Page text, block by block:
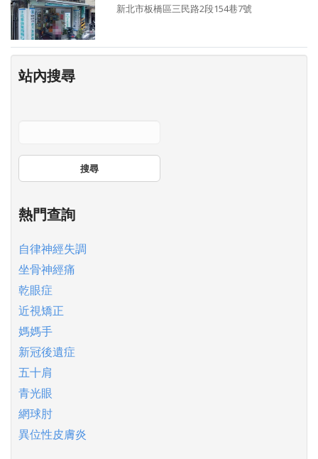
新北市板橋區三民路2段154巷7號
站內搜尋
搜尋
熱門查詢
自律神經失調
坐骨神經痛
乾眼症
近視矯正
媽媽手
新冠後遺症
五十肩
青光眼
網球肘
異位性皮膚炎